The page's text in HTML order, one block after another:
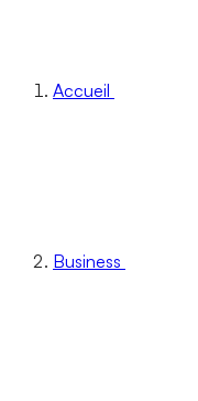
Accueil
Business